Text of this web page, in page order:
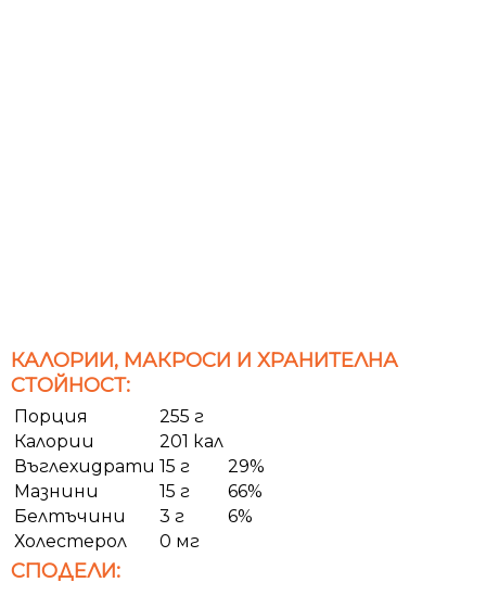
КАЛОРИИ, МАКРОСИ И ХРАНИТЕЛНА
СТОЙНОСТ:
Порция
255 г
Калории
201 кал
Въглехидрати 15 г
29%
Мазнини
15 г
66%
Белтъчини
3 г
6%
Холестерол
0 мг
СПОДЕЛИ: